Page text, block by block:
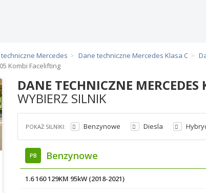
Mercedes Dane techniczne Mercedes Klasa C
Kombi Facelifting
DANE TECHNICZNE
WYBIERZ SILNIK
POKAŻ SILNIKI: Benzynowe Diesla
PB Benzynowe
1.6 160 129KM 95kW (2018-2021)